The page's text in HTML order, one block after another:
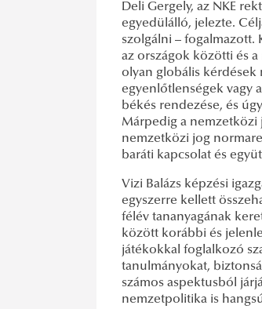
Deli Gergely, az NKE
egyedülálló, jelezte.
szolgálni – fogalmazott.
az országok közötti és
olyan globális kérdések
egyenlőtlenségek vagy
békés rendezése, és
Márpedig a nemzetközi
nemzetközi jog
baráti kapcsolat és
Vizi Balázs képzési
egyszerre kellett
félév tananyagának
között korábbi és
játékokkal foglalkozó
tanulmányokat,
számos aspektusból
nemzetpolitika is